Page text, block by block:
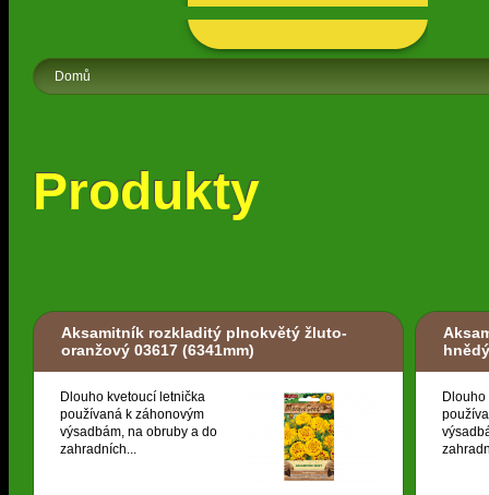
Domů
Produkty
Aksamitník rozkladitý plnokvětý žluto-
oranžový 03617 (6341mm)
Dlouho kvetoucí letnička
používaná k záhonovým
výsadbám, na obruby a do
zahradních...
hnědý